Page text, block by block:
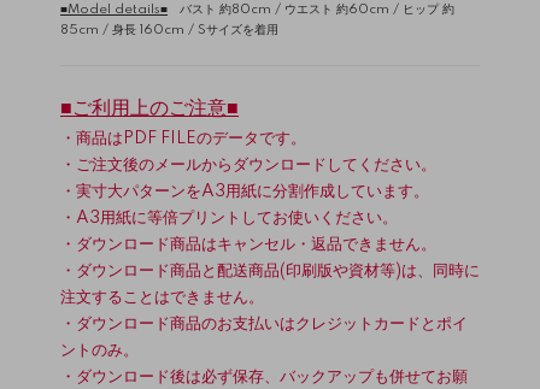
■Model details■ バスト 約80cm / ウエスト 約60cm / ヒップ 約
85cm / 身長 160cm / Sサイズを着用
■ご利用上のご注意■
・商品はPDF FILEのデータです。
・ご注文後のメールからダウンロードしてください。
・実寸大パターンをA3用紙に分割作成しています。
・A3用紙に等倍プリントしてお使いください。
・ダウンロード商品はキャンセル・返品できません。
・ダウンロード商品と配送商品(印刷版や資材等)は、同時に
注文することはできません。
・ダウンロード商品のお支払いはクレジットカードとポイ
ントのみ。
・ダウンロード後は必ず保存、バックアップも併せてお願